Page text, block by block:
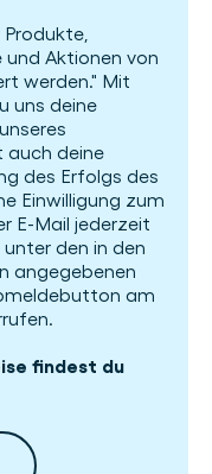
Aktionen von
werden." Mit
uns deine
auch deine
des Erfolgs des
Einwilligung zum
E-Mail jederzeit
den in den
angegebenen
am
findest du